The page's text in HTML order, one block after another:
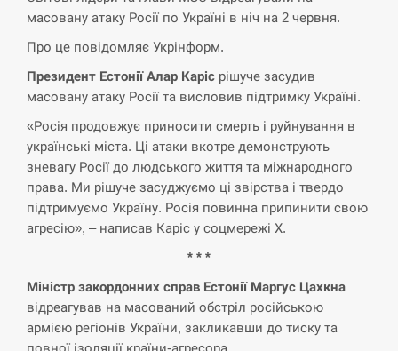
СЕРПЕНЬ
14:53
подозрение и избирают меру…
СЕРПЕНЬ
14:40
У Росії розгортається ракетний підрозділ КНДР –
Reuters
СЕРПЕНЬ
Поставки ракет для ПВО сократились втрое,
хотя у партнеров они…
СЕРПЕНЬ
масовану атаку Росії по Україні в ніч на 2 червня.
Про це повідомляє Укрінформ.
Президент Естонії Алар Каріс рішуче засудив
масовану атаку Росії та висловив підтримку Україні.
«Росія продовжує приносити смерть і руйнування в
українські міста. Ці атаки вкотре демонструють
зневагу Росії до людського життя та міжнародного
права. Ми рішуче засуджуємо ці звірства і твердо
підтримуємо Україну. Росія повинна припинити свою
агресію», – написав Каріс у соцмережі Х.
* * *
Міністр закордонних справ Естонії Маргус Цахкна
відреагував на масований обстріл російською
армією регіонів України, закликавши до тиску та